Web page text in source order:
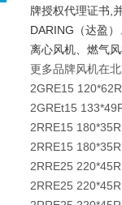
牌授权代理证书,
DARING（达盈
离心风机、燃气
更多品牌风机在
2GRE15
2GREt15
2RRE15
2RRE15
2RRE25
2RRE25